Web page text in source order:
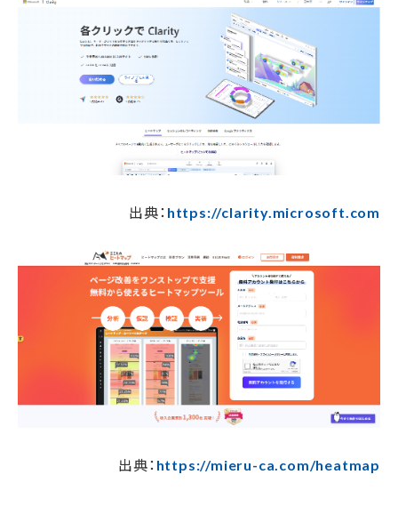
出典： https://clarity.microsoft.com
出典： https://mieru-ca.com/heatmap